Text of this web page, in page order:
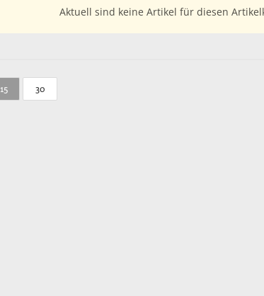
Aktuell sind keine Artikel für diesen
15 30